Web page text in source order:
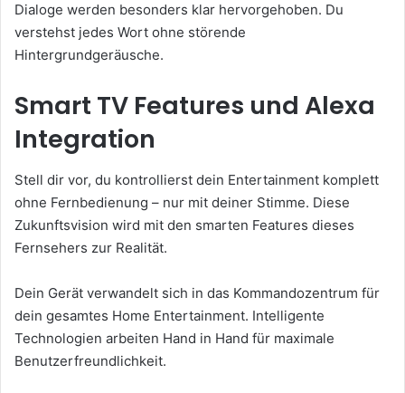
Dialoge werden besonders klar hervorgehoben. Du
verstehst jedes Wort ohne störende
Hintergrundgeräusche.
Smart TV Features und Alexa
Integration
Stell dir vor, du kontrollierst dein Entertainment komplett
ohne Fernbedienung – nur mit deiner Stimme. Diese
Zukunftsvision wird mit den smarten Features dieses
Fernsehers zur Realität.
Dein Gerät verwandelt sich in das Kommandozentrum für
dein gesamtes Home Entertainment. Intelligente
Technologien arbeiten Hand in Hand für maximale
Benutzerfreundlichkeit.